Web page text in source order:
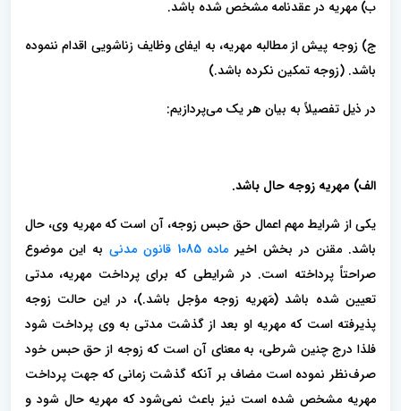
ب) مهریه در عقدنامه مشخص شده باشد.
ج) زوجه پیش از مطالبه مهریه، به ایفای وظایف زناشویی اقدام ننموده
باشد. (زوجه تمکین نکرده باشد.)
در ذیل تفصیلاً به بیان هر یک می‌پردازیم:
الف) مهریه زوجه حال باشد.
یکی از شرایط مهم اعمال حق حبس زوجه، آن است که مهریه وی، حال
باشد. مقنن در بخش اخیر ماده 1085 قانون مدنی
به این موضوع
صراحتاً پرداخته است. در شرایطی که برای پرداخت مهریه، مدتی
تعیین شده باشد (مَهریه زوجه مؤجل باشد.)، در این حالت زوجه
پذیرفته است که مهریه او بعد از گذشت مدتی به وی پرداخت شود
فلذا درج چنین شرطی، به معنای آن است که زوجه از حق حبس خود
صرف‌نظر نموده است مضاف بر آنکه گذشت زمانی که جهت پرداخت
مهریه مشخص شده است نیز باعث نمی‌شود که مهریه حال شود و